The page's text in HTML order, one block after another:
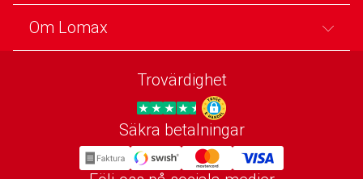
Om Lomax
Trovärdighet
Trygg E-handel
Säkra betalningar